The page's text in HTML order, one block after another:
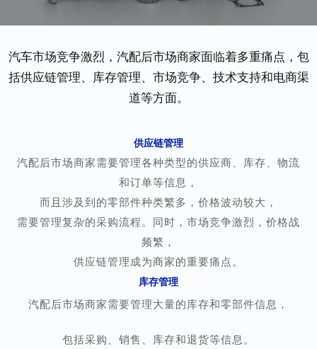
汽车市场竞争激烈，汽配后市场商家面临着多重痛点，包
括供应链管理、库存管理、市场竞争、技术支持和电商渠
道等方面。
供应链管理
汽配后市场商家需要管理各种类型的供应商、库存、物流
和订单等信息，
而且涉及到的零部件种类繁多，价格波动较大，
需要管理复杂的采购流程。同时，市场竞争激烈，价格战
频繁，
供应链管理成为商家的重要痛点。
库存管理
汽配后市场商家需要管理大量的库存和零部件信息，
包括采购、销售、库存和退货等信息。